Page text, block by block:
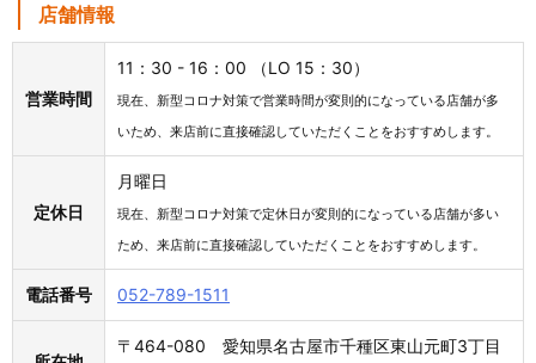
店舗情報
営業時間
11：30 - 16：00 （LO 15：30）
現在、新型コロナ対策で営業時間が変則的になっている店舗が多
いため、来店前に直接確認していただくことをおすすめします。
定休日
月曜日
現在、新型コロナ対策で定休日が変則的になっている店舗が多い
ため、来店前に直接確認していただくことをおすすめします。
電話番号 052-789-1511
〒464-080 愛知県名古屋市千種区東山元町3丁目